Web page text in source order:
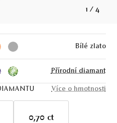
1 / 4
Bílé zlato
Přírodní diamant
Více o hmotnosti
0,70 ct